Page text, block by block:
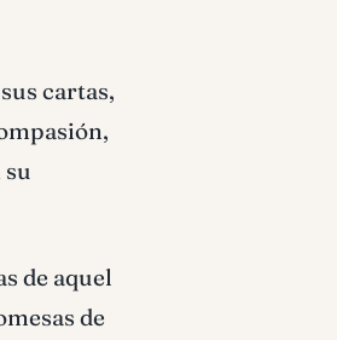
cartas,
su
de aquel
de